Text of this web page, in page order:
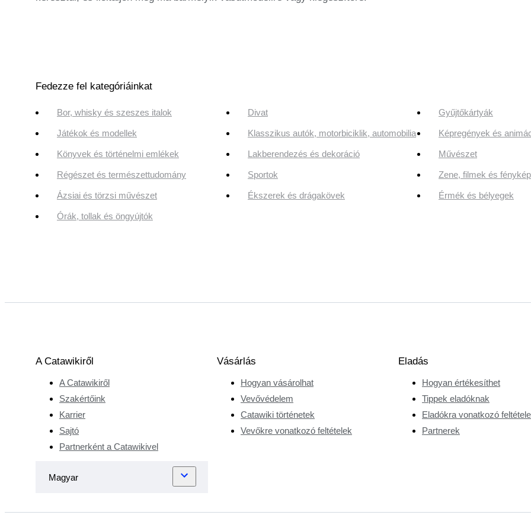
Fedezze fel kategóriáinkat
Bor, whisky és szeszes italok Divat Gyűjtőkártyák
Játékok és modellek Klasszikus autók, motorbiciklik, automobilia Képregények és
Könyvek és történelmi emlékek Lakberendezés és dekoráció Művészet
Régészet és természettudomány Sportok Zene, filmek és
Ázsiai és törzsi művészet Ékszerek és drágakövek Érmék és bélyegek
Órák, tollak és öngyújtók
A Catawikiről
A Catawikiről
Szakértőink
Karrier
Sajtó
Partnerként a Catawikivel
Vásárlás
Hogyan vásárolhat
Vevővédelem
Catawiki történetek
Vevőkre vonatkozó feltételek
Eladás
Hogyan értékesíthet
Tippek eladóknak
Eladókra vonatkozó
Partnerek